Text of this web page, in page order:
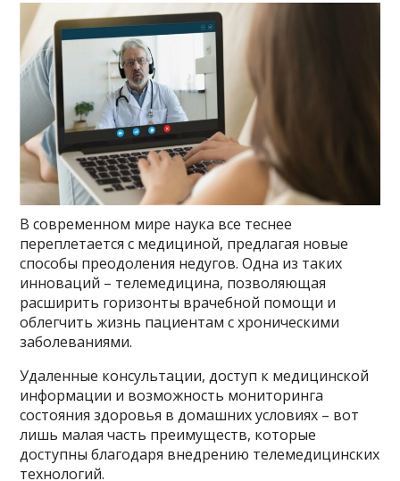
В современном мире наука все теснее
переплетается с медициной, предлагая новые
способы преодоления недугов. Одна из таких
инноваций – телемедицина, позволяющая
расширить горизонты врачебной помощи и
облегчить жизнь пациентам с хроническими
заболеваниями.
Удаленные консультации, доступ к медицинской
информации и возможность мониторинга
состояния здоровья в домашних условиях – вот
лишь малая часть преимуществ, которые
доступны благодаря внедрению телемедицинских
технологий.